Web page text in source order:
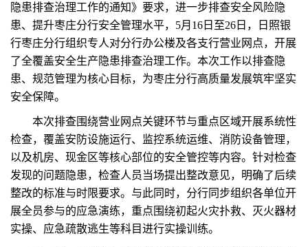
隐患排查治理工作的通知》要求，进一步排查安全风险隐
患、提升枣庄分行安全管理水平，5月16日至26日，日照银
行枣庄分行组织专人对分行办公楼及各支行营业网点，开展
了全覆盖安全生产隐患排查治理工作。本次工作以排查隐
患、规范管理为核心目标，为枣庄分行高质量发展筑牢坚实
安全保障。
本次排查围绕营业网点关键环节与重点区域开展系统性
检查，覆盖安防设施运行、监控系统运维、消防设备管理，
以及机房、现金区等核心部位的安全管控等内容。针对检查
发现的问题隐患，检查人员当场提出整改意见，明确了后续
整改的标准与时限要求。与此同时，分行同步组织各单位开
展全员参与的应急演练，重点围绕初起火灾扑救、灭火器材
实操、应急疏散逃生等科目进行实操训练。